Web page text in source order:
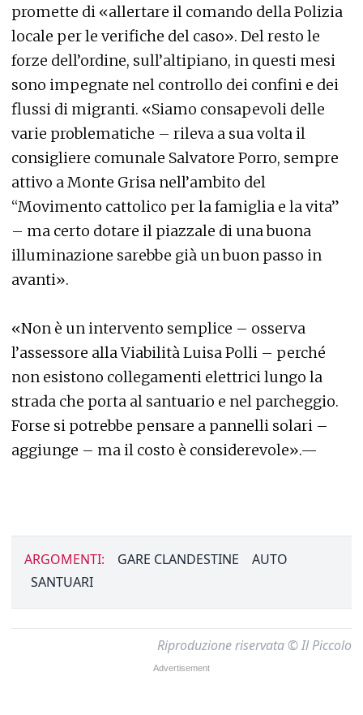
promette di «allertare il comando della Polizia
locale per le verifiche del caso». Del resto le
forze dell’ordine, sull’altipiano, in questi mesi
sono impegnate nel controllo dei confini e dei
flussi di migranti. «Siamo consapevoli delle
varie problematiche – rileva a sua volta il
consigliere comunale Salvatore Porro, sempre
attivo a Monte Grisa nell’ambito del
“Movimento cattolico per la famiglia e la vita”
– ma certo dotare il piazzale di una buona
illuminazione sarebbe già un buon passo in
avanti».
«Non è un intervento semplice – osserva
l’assessore alla Viabilità Luisa Polli – perché
non esistono collegamenti elettrici lungo la
strada che porta al santuario e nel parcheggio.
Forse si potrebbe pensare a pannelli solari –
aggiunge – ma il costo è considerevole».—
ARGOMENTI: GARE CLANDESTINE
AUTO
SANTUARI
Riproduzione riservata © Il Piccolo